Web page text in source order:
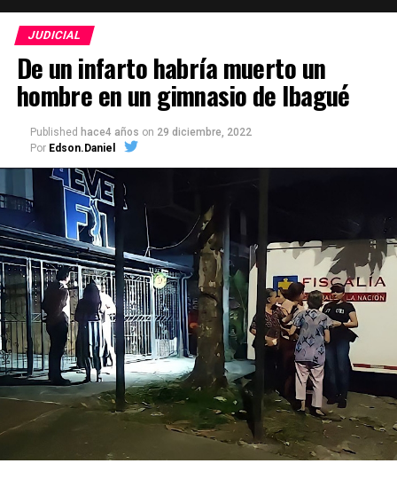
JUDICIAL
De un infarto habría muerto un
hombre en un gimnasio de Ibagué
Published hace4 años on 29 diciembre, 2022
Por Edson.Daniel